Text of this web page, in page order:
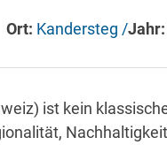
Ort: Kandersteg /Jahr:
ist kein